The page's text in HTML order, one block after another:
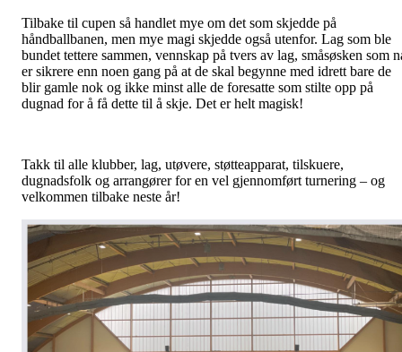
Tilbake til cupen så handlet mye om det som skjedde på
håndballbanen, men mye magi skjedde også utenfor. Lag som ble
bundet tettere sammen, vennskap på tvers av lag, småsøsken som
er sikrere enn noen gang på at de skal begynne med idrett bare de
blir gamle nok og ikke minst alle de foresatte som stilte opp på
dugnad for å få dette til å skje. Det er helt magisk!
Takk til alle klubber, lag, utøvere, støtteapparat, tilskuere,
dugnadsfolk og arrangører for en vel gjennomført turnering – og
velkommen tilbake neste år!